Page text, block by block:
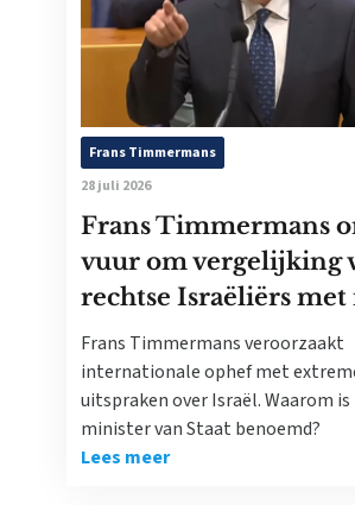
Frans Timmermans
28 juli 2026
Frans Timmermans
vuur om vergelijking
rechtse Israëliërs met
Frans Timmermans veroorzaakt
internationale ophef met
uitspraken over Israël. Waarom
minister van Staat benoemd?
Lees meer